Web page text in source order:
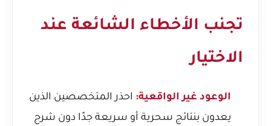
تجنب الأخطاء الشائعة عند
الاختيار
الوعود غير الواقعية: احذر المتخصصين الذين
يعدون بنتائج سحرية أو سريعة جدًا دون شرح